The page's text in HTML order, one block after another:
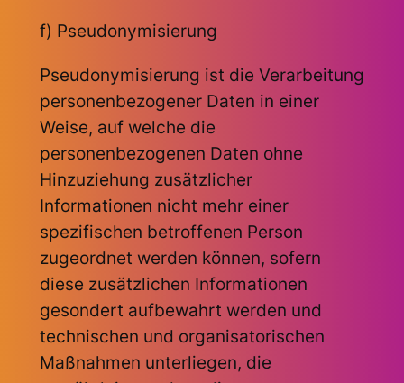
f) Pseudonymisierung
Pseudonymisierung ist die Verarbeitung
personenbezogener Daten in einer
Weise, auf welche die
personenbezogenen Daten ohne
Hinzuziehung zusätzlicher
Informationen nicht mehr einer
spezifischen betroffenen Person
zugeordnet werden können, sofern
diese zusätzlichen Informationen
gesondert aufbewahrt werden und
technischen und organisatorischen
Maßnahmen unterliegen, die